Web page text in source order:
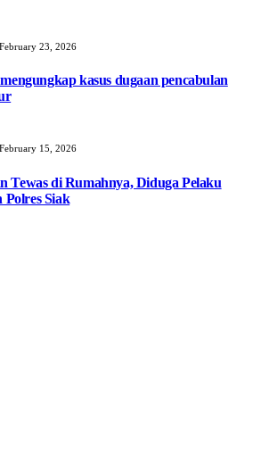
February 23, 2026
kasus dugaan pencabulan
February 15, 2026
Tewas di Rumahnya, Diduga Pelaku
Siak